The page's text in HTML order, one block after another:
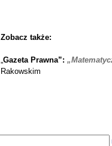
Zobacz także:
„Gazeta Prawna”:
Rakowskim